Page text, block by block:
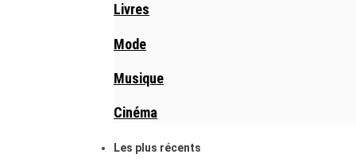
Livres
Mode
Musique
Cinéma
Les plus récents